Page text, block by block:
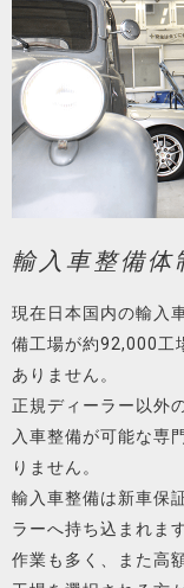
輸入車整備体
現在日本国内の輸入
備工場が約92,000工
ありません。
正規ディーラー以外
入車整備が可能な専
りません。
輸入車整備は新車保
ラーへ持ち込まれま
作業も多く、また高